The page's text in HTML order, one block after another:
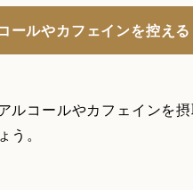
ールやカフェインを控える
ルコールやカフェインを
う。